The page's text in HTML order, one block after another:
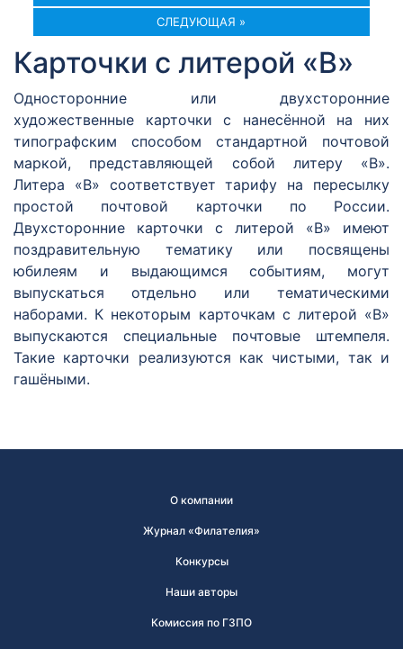
СЛЕДУЮЩАЯ »
Карточки с литерой «В»
Односторонние или двухсторонние
художественные карточки с нанесённой на них
типографским способом стандартной почтовой
маркой, представляющей собой литеру «В».
Литера «В» соответствует тарифу на пересылку
простой почтовой карточки по России.
Двухсторонние карточки с литерой «В» имеют
поздравительную тематику или посвящены
юбилеям и выдающимся событиям, могут
выпускаться отдельно или тематическими
наборами. К некоторым карточкам с литерой «В»
выпускаются специальные почтовые штемпеля.
Такие карточки реализуются как чистыми, так и
гашёными.
О компании
Журнал «Филателия»
Конкурсы
Наши авторы
Комиссия по ГЗПО